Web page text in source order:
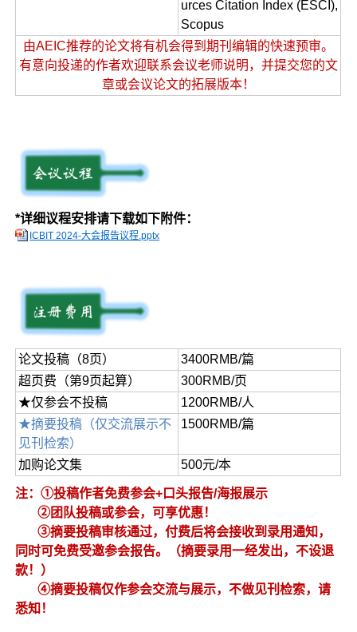
urces Citation Index (ESCI),
Scopus
由AEIC推荐的论文将有机会得到期刊编辑的快速预审。
有意向投递的作者欢迎联系会议老师说明，并提交您的文
章或会议论文的拓展版本！
*详细议程安排请下载如下附件：
ICBIT 2024-大会报告议程.pptx
论文投稿（8页）
3400RMB/篇
超页费（第9页起算）
300RMB/页
★仅参会不投稿
1200RMB/人
★摘要投稿（仅交流展示不
见刊检索）
1500RMB/篇
加购论文集 500元/本
注：①投稿作者免费参会+口头报告/海报展示
②团队投稿或参会，可享优惠！
③摘要投稿审核通过，付费后将会接收到录用通知，
同时可免费受邀参会报告。（摘要录用一经发出，不设退
款！）
④摘要投稿仅作参会交流与展示，不做见刊检索，请
悉知！